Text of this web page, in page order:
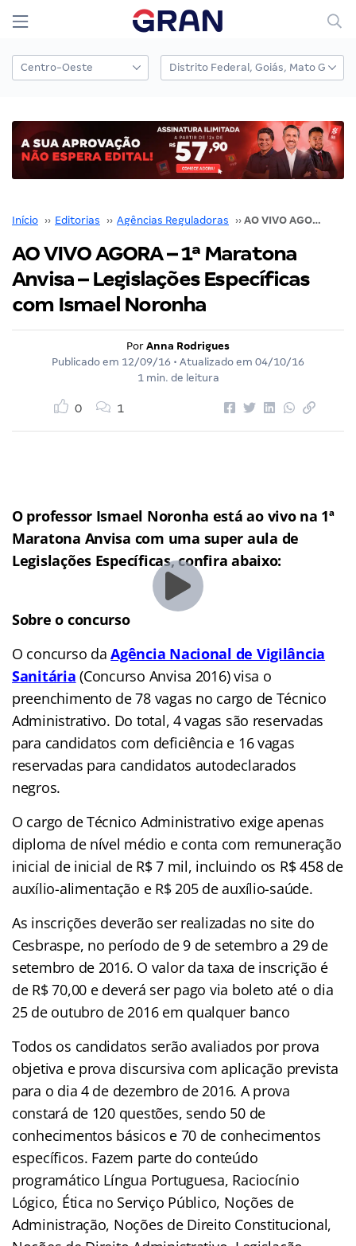
Início ›› Editorias ›› Agências Reguladoras ›› AO VIVO AGORA – 1ª Maratona Anvisa – Legislações Específicas com Ismael Noronha
AO VIVO AGORA – 1ª Maratona
Anvisa – Legislações Específicas
com Ismael Noronha
Por Anna Rodrigues
Publicado em 12/09/16 • Atualizado em 04/10/16
1 min. de leitura
0 1
O professor Ismael Noronha está ao vivo na 1ª
Maratona Anvisa com uma super aula de
Legislações Específicas, confira abaixo:
Sobre o concurso
O concurso daAgência Nacional de Vigilância
Sanitária (Concurso Anvisa 2016) visa o
preenchimento de 78 vagas no cargo de Técnico
Administrativo. Do total, 4 vagas são reservadas
para candidatos com deficiência e 16 vagas
reservadas para candidatos autodeclarados
negros.
O cargo de Técnico Administrativo exige apenas
diploma de nível médio e conta com remuneração
inicial de inicial de R$ 7 mil, incluindo os R$ 458 de
auxílio-alimentação e R$ 205 de auxílio-saúde.
As inscrições deverão ser realizadas no site do
Cesbraspe, no período de 9 de setembro a 29 de
setembro de 2016. O valor da taxa de inscrição é
de R$ 70,00 e deverá ser pago via boleto até o dia
25 de outubro de 2016 em qualquer banco
Todos os candidatos serão avaliados por prova
objetiva e prova discursiva com aplicação prevista
para o dia 4 de dezembro de 2016. A prova
constará de 120 questões, sendo 50 de
conhecimentos básicos e 70 de conhecimentos
específicos. Fazem parte do conteúdo
programático Língua Portuguesa, Raciocínio
Lógico, Ética no Serviço Público, Noções de
Administração, Noções de Direito Constitucional,